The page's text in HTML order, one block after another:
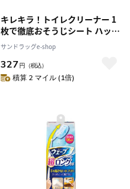
キレキラ！トイレクリーナー 1
枚で徹底おそうじシート ハッピ
ーローズ つめかえ用20枚
サンドラッグe-shop
327 円 （税込）
積算 2 マイル (1倍)